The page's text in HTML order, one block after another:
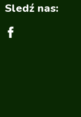
Sledź nas: